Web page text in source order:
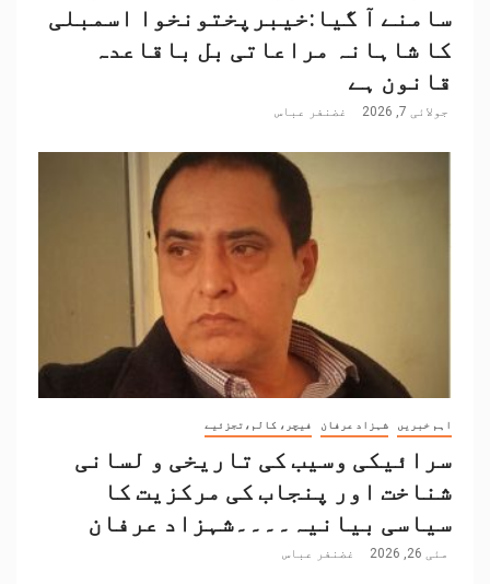
سامنے آ گیا:خیبرپختونخوا اسمبلی
کا شاہانہ مراعاتی بل باقاعدہ
قانون ہے
جولائی 7, 2026 غضنفر عباس
اہم خبریں شہزاد عرفان فیچر، کالم،تجزئیے
سرائیکی وسیب کی تاریخی و لسانی
شناخت اور پنجاب کی مرکزیت کا
سیاسی بیانیہ۔۔۔۔شہزاد عرفان
مئی 26, 2026 غضنفر عباس